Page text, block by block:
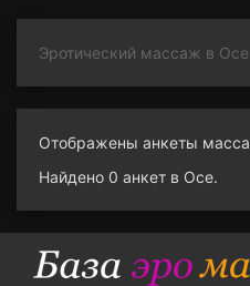
Эротический массаж в Осе
Отображены анкеты
Найдено 0 анкет в Осе.